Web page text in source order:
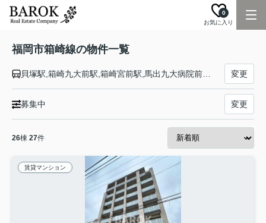
お気に入り
0
福岡市箱崎線の物件一覧
変更
募集中 変更
26棟 27件
賃貸マンション